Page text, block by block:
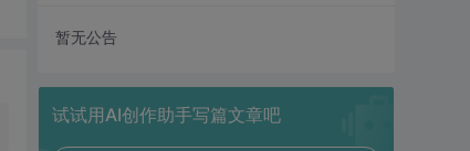
暂无公告
试试用AI创作助手写篇文章吧